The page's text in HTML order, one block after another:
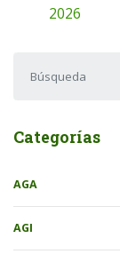
2026
Categorías
AGA
AGI